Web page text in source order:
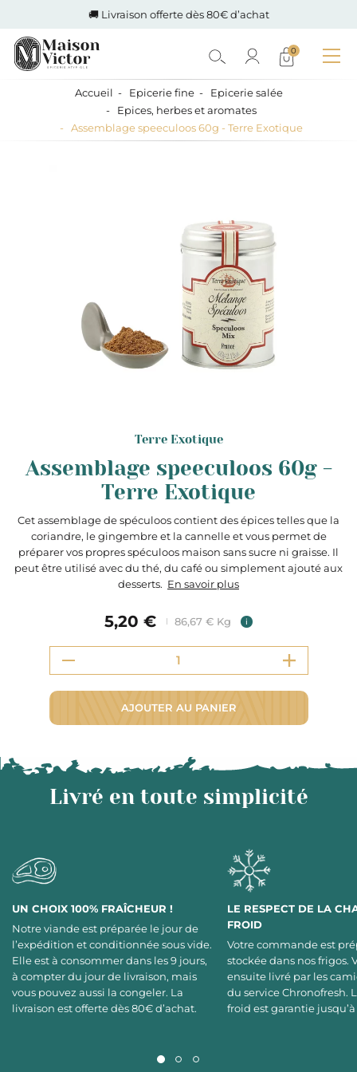
🚚 Livraison offerte dès 80€ d’achat
0
Accueil Epicerie fine
Epicerie salée
Epices, herbes et aromates
Assemblage speeculoos 60g - Terre Exotique
Terre Exotique
Assemblage speeculoos 60g -
Terre Exotique
Cet assemblage de spéculoos contient des épices telles que la
coriandre, le gingembre et la cannelle et vous permet de
préparer vos propres spéculoos maison sans sucre ni graisse. Il
peut être utilisé avec du thé, du café ou simplement ajouté aux
desserts. En savoir plus
5,20 € 86,67 € Kg i
AJOUTER AU PANIER
Livré en toute simplicité
UN CHOIX 100% FRAÎCHEUR !
Notre viande est préparée le jour de
l’expédition et conditionnée sous vide.
Elle est à consommer dans les 9 jours,
à compter du jour de livraison, mais
vous pouvez aussi la congeler. La
livraison est offerte dès 80€ d’achat.
LE RESPECT DE LA
FROID
Votre commande est
stockée dans nos frigos.
ensuite livré par les
du service Chronofresh.
froid est garantie